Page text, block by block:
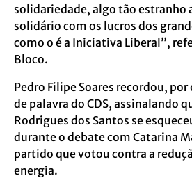
solidariedade, algo tão estranho
solidário com os lucros dos
como o é a Iniciativa Liberal”,
Bloco.
Pedro Filipe Soares recordou,
de palavra do CDS, assinalando
Rodrigues dos Santos se
durante o debate com Catarina
partido que votou contra a
energia.